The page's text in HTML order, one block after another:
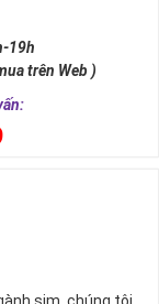
19h
trên Web )